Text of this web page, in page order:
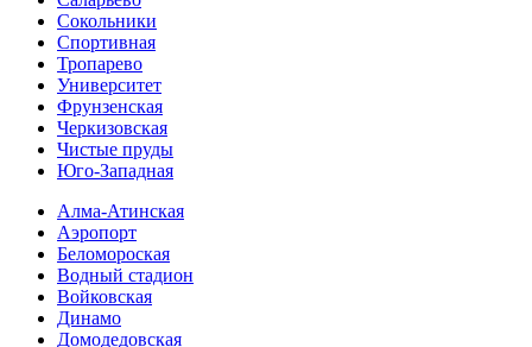
Сокольники
Спортивная
Тропарево
Университет
Фрунзенская
Черкизовская
Чистые пруды
Юго-Западная
Алма-Атинская
Аэропорт
Беломороская
Водный стадион
Войковская
Динамо
Домоде­довская